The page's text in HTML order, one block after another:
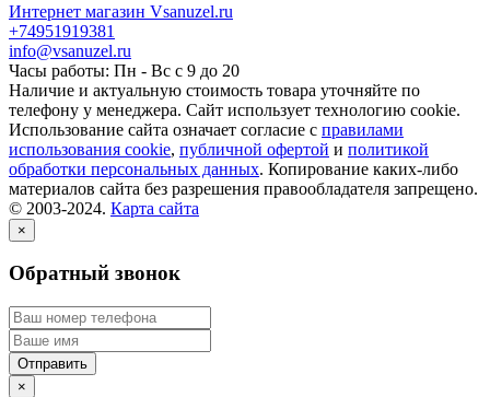
Интернет магазин Vsanuzel.ru
+74951919381
info@vsanuzel.ru
Часы работы: Пн - Вс с 9 до 20
Наличие и актуальную стоимость товара уточняйте по
телефону у менеджера. Сайт использует технологию cookie.
Использование сайта означает согласие с правилами
использования cookie, публичной офертой и политикой
обработки персональных данных. Копирование каких-либо
материалов сайта без разрешения правообладателя запрещено.
© 2003-2024. Карта сайта
×
Обратный звонок
×